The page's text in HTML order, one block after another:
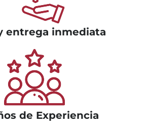
entrega inmediata
de Experiencia